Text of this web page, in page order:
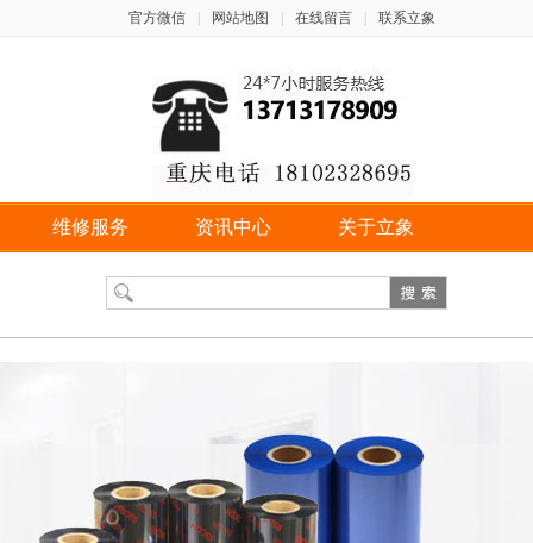
官方微信 网站地图 在线留言 联系立象
维修服务 资讯中心 关于立象